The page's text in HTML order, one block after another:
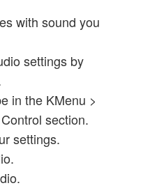
with sound you
settings by
in the KMenu >
section.
settings.